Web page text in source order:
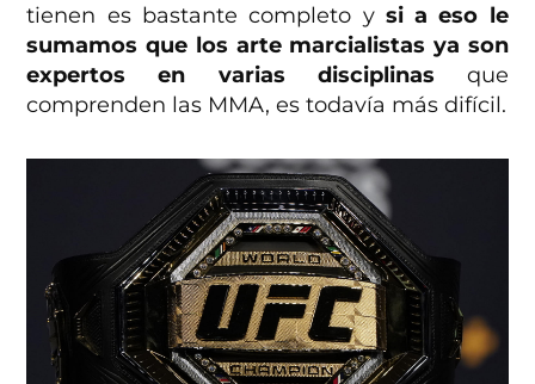
tienen es bastante completo y si a eso le
sumamos que los arte marcialistas ya son
expertos en varias disciplinas que
comprenden las MMA, es todavía más difícil.